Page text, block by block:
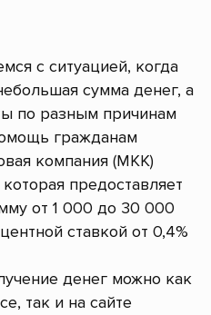
с ситуацией, когда
сумма денег, а
по разным причинам
гражданам
компания (МКК)
предоставляет
от 1 000 до 30 000
ставкой от 0,4%
денег можно как
так и на сайте